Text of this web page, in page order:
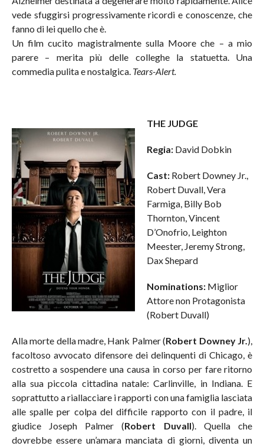
vede sfuggirsi progressivamente ricordi e conoscenze, che
fanno di lei quello che è.
Un film cucito magistralmente sulla Moore che – a mio
parere – merita più delle colleghe la statuetta. Una
commedia pulita e nostalgica. Tears-Alert.
THE JUDGE
Regia: David Dobkin
Cast: Robert Downey Jr.,
Robert Duvall, Vera
Farmiga, Billy Bob
Thornton, Vincent
D’Onofrio, Leighton
Meester, Jeremy Strong,
Dax Shepard
Nominations: Miglior
Attore non Protagonista
(Robert Duvall)
Alla morte della madre, Hank Palmer (Robert Downey Jr.),
facoltoso avvocato difensore dei delinquenti di Chicago, è
costretto a sospendere una causa in corso per fare ritorno
alla sua piccola cittadina natale: Carlinville, in Indiana. E
soprattutto a riallacciare i rapporti con una famiglia lasciata
alle spalle per colpa del difficile rapporto con il padre, il
giudice Joseph Palmer (Robert Duvall). Quella che
dovrebbe essere un’amara manciata di giorni, diventa un